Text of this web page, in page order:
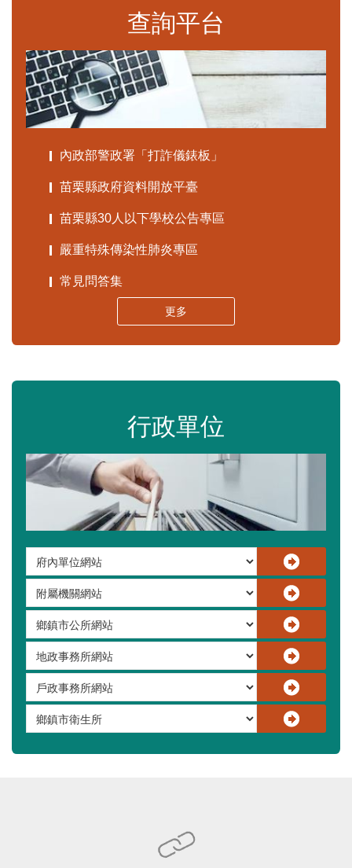
查詢平台
內政部警政署「打詐儀錶板」
苗栗縣政府資料開放平臺
苗栗縣30人以下學校公告專區
嚴重特殊傳染性肺炎專區
常見問答集
更多
行政單位